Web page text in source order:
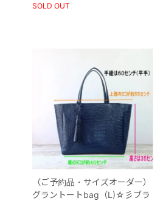
SOLD OUT
（ご予約品・サイズオーダー）
グラントートbag（L)☆彡ブラ